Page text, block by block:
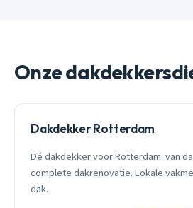
Onze
Dakdekker Rotterdam
Dé dakdekker voor Rotterdam: van
complete dakrenovatie. Lokale
dak.